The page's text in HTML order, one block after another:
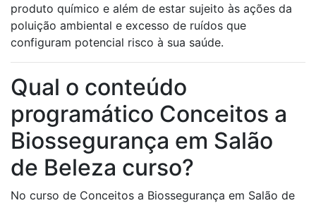
produto químico e além de estar sujeito às ações da
poluição ambiental e excesso de ruídos que
configuram potencial risco à sua saúde.
Qual o conteúdo
programático Conceitos a
Biossegurança em Salão
de Beleza curso?
No curso de Conceitos a Biossegurança em Salão de